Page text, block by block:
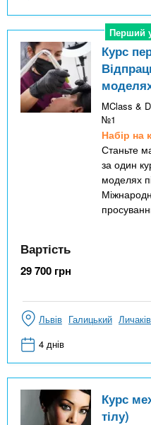
Перший
Перший
Курс
MClass &
№1
Набір на
Станьте
за один
моделях
Вартість
29 700 грн
Львів Галицький
4 днів
Курс
тілу)